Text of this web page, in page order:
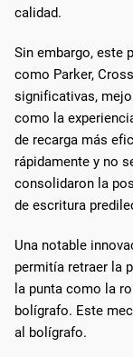
calidad.
Sin embargo, este
como Parker,
significativas,
como la
de recarga más
rápidamente y no
consolidaron la
de escritura
Una notable
permitía retraer la
la punta como la
bolígrafo. Este
al bolígrafo.